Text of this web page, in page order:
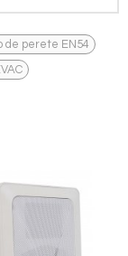
de perete EN54